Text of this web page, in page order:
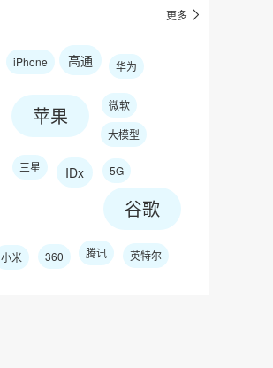
更多
iPhone 高通 华为
苹果
微软
大模型
三星 IDx 5G
谷歌
小米 360 腾讯 英特尔